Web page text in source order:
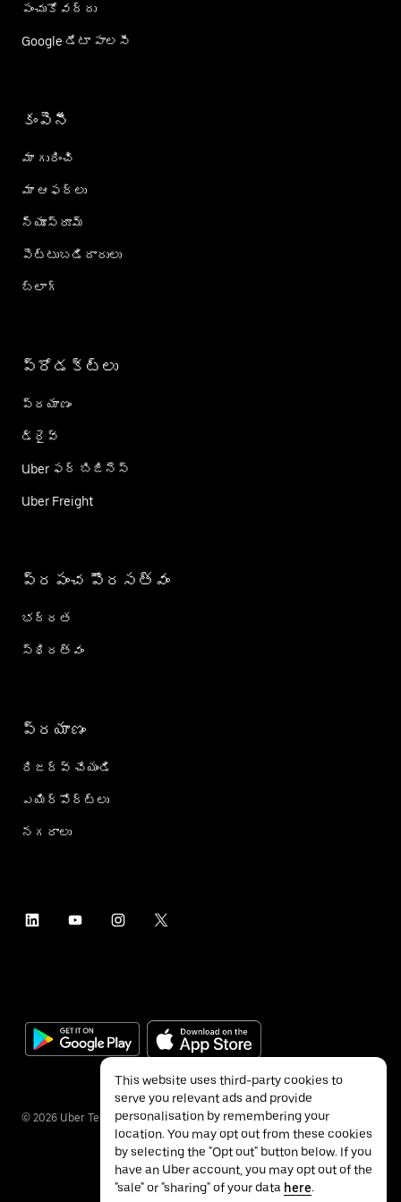
పంచుకోవద్దు
Google డేటా పాలసీ
కంపెనీ
మా గురించి
మా ఆఫర్లు
న్యూస్‌రూమ్
పెట్టుబడిదారులు
బ్లాగ్
ప్రోడక్ట్؜లు
ప్రయాణం
డ్రైవ్
Uber ఫర్ బిజినెస్
Uber Freight
ప్రపంచ పౌరసత్వం
భద్రత
స్థిరత్వం
ప్రయాణం
రిజర్వ్ చేయండి
ఎయిర్؜పోర్ట్؜లు
నగరాలు
© 2026 Uber Technologies Inc.
This website uses third-party cookies to
serve you relevant ads and provide
personalisation by remembering your
location. You may opt out from these cookies
by selecting the "Opt out" button below. If you
have an Uber account, you may opt out of the
"sale" or "sharing" of your data here.